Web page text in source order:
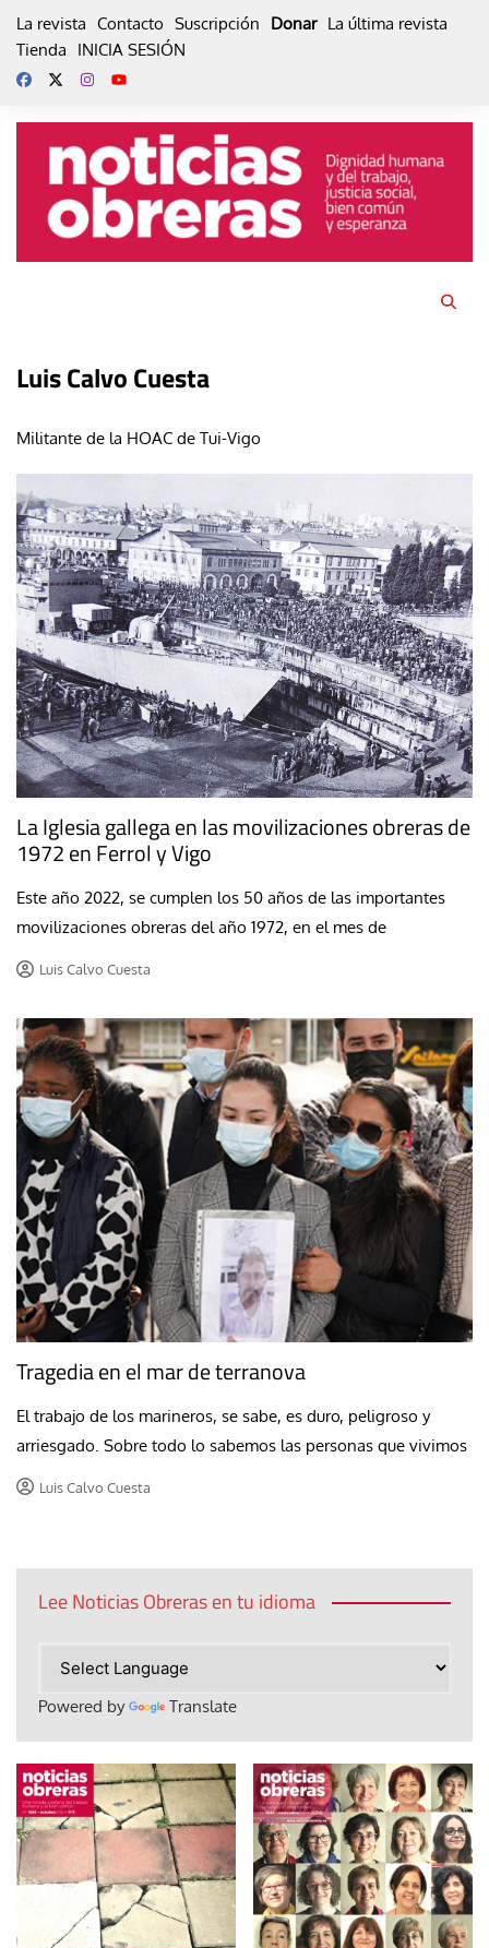
La revista Contacto Suscripción Donar La última revista
Tienda
INICIA SESIÓN
Luis Calvo Cuesta
Militante de la HOAC de Tui-Vigo
La Iglesia gallega en las movilizaciones obreras de
1972 en Ferrol y Vigo
Este año 2022, se cumplen los 50 años de las importantes
movilizaciones obreras del año 1972, en el mes de
Luis Calvo Cuesta
Tragedia en el mar de terranova
El trabajo de los marineros, se sabe, es duro, peligroso y
arriesgado. Sobre todo lo sabemos las personas que vivimos
Luis Calvo Cuesta
Lee Noticias Obreras en tu idioma
Powered by Translate